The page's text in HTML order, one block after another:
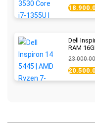
Dell
RAM